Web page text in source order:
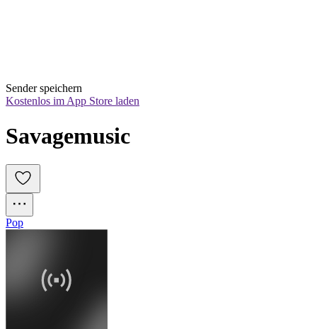
Sender speichern
Kostenlos im App Store laden
Savagemusic
Pop